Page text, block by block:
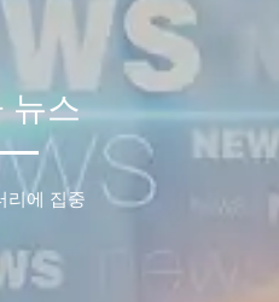
뉴스
리에 집중